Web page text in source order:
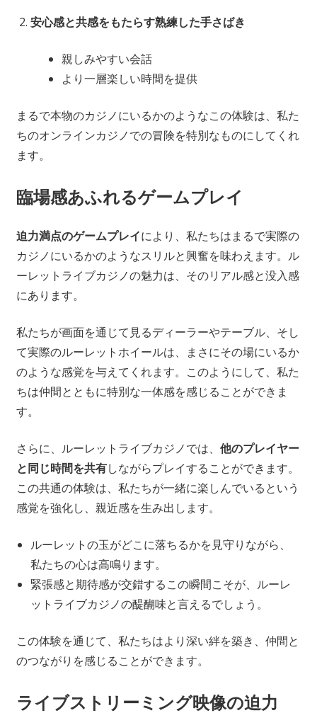
安心感と共感をもたらす熟練した手さばき
親しみやすい会話
より一層楽しい時間を提供
まるで本物のカジノにいるかのようなこの体験は、私た
ちのオンラインカジノでの冒険を特別なものにしてくれ
ます。
臨場感あふれるゲームプレイ
迫力満点のゲームプレイにより、私たちはまるで実際の
カジノにいるかのようなスリルと興奮を味わえます。ル
ーレットライブカジノの魅力は、そのリアル感と没入感
にあります。
私たちが画面を通じて見るディーラーやテーブル、そし
て実際のルーレットホイールは、まさにその場にいるか
のような感覚を与えてくれます。このようにして、私た
ちは仲間とともに特別な一体感を感じることができま
す。
さらに、ルーレットライブカジノでは、 他のプレイヤー
と同じ時間を共有しながらプレイすることができます。
この共通の体験は、私たちが一緒に楽しんでいるという
感覚を強化し、親近感を生み出します。
ルーレットの玉がどこに落ちるかを見守りながら、
私たちの心は高鳴ります。
緊張感と期待感が交錯するこの瞬間こそが、ルーレ
ットライブカジノの醍醐味と言えるでしょう。
この体験を通じて、私たちはより深い絆を築き、仲間と
のつながりを感じることができます。
ライブストリーミング映像の迫力